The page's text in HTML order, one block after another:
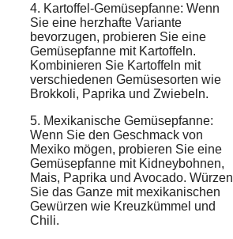
4. Kartoffel-Gemüsepfanne: Wenn
Sie eine herzhafte Variante
bevorzugen, probieren Sie eine
Gemüsepfanne mit Kartoffeln.
Kombinieren Sie Kartoffeln mit
verschiedenen Gemüsesorten wie
Brokkoli, Paprika und Zwiebeln.
5. Mexikanische Gemüsepfanne:
Wenn Sie den Geschmack von
Mexiko mögen, probieren Sie eine
Gemüsepfanne mit Kidneybohnen,
Mais, Paprika und Avocado. Würzen
Sie das Ganze mit mexikanischen
Gewürzen wie Kreuzkümmel und
Chili.